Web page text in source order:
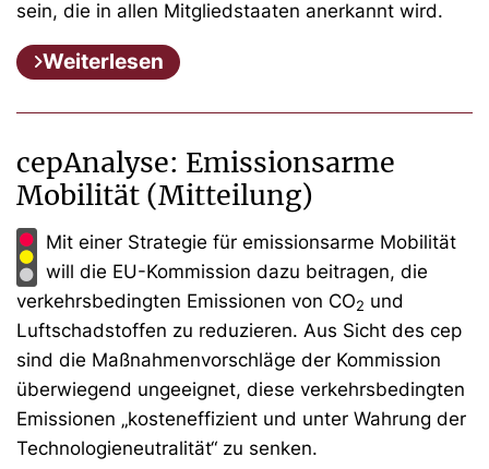
sein, die in allen Mitgliedstaaten anerkannt wird.
Weiterlesen
cepAnalyse: Emissionsarme
Mobilität (Mitteilung)
Mit einer Strategie für emissionsarme Mobilität
will die EU-Kommission dazu beitragen, die
verkehrsbedingten Emissionen von CO2 und
Luftschadstoffen zu reduzieren. Aus Sicht des cep
sind die Maßnahmenvorschläge der Kommission
überwiegend ungeeignet, diese verkehrsbedingten
Emissionen „kosteneffizient und unter Wahrung der
Technologieneutralität“ zu senken.